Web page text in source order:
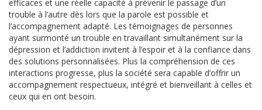
efficaces et une réelle capacité à prévenir le passage d’un
trouble à l’autre dès lors que la parole est possible et
l’accompagnement adapté. Les témoignages de personnes
ayant surmonté un trouble en travaillant simultanément sur la
dépression et l’addiction invitent à l’espoir et à la confiance dans
des solutions personnalisées. Plus la compréhension de ces
interactions progresse, plus la société sera capable d’offrir un
accompagnement respectueux, intégré et bienveillant à celles et
ceux qui en ont besoin.